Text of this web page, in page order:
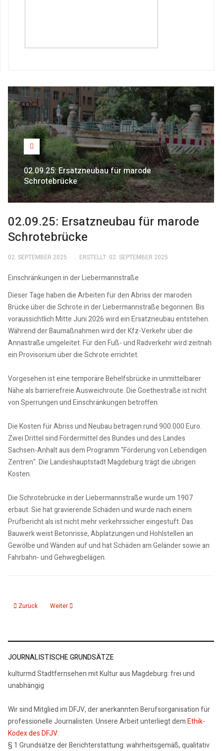
02.09.25: Ersatzneubau für marode
Schrotebrücke
02.09.25: Ersatzneubau für marode
Schrotebrücke
02. SEPTEMBER 2025 ERSTELLT: 02. SEPTEMBER 2025
Einschränkungen in der Liebermannstraße
Dieser Tage haben die Arbeiten für den Abriss der maroden
Brücke über die Schrote in der Liebermannstraße begonnen. Bis
voraussichtlich Mitte Juni 2026 wird ein Ersatzneubau entstehen.
Während der Baumaßnahmen wird der Kfz-Verkehr über die
Annastraße umgeleitet. Für den Fuß- und Radverkehr wird zeitnah
ein Provisorium über die Schrote errichtet.
Vorgesehen ist eine temporäre Behelfsbrücke in unmittelbarer
Nähe als barrierefreie Ausweichroute. Die Goethestraße ist nicht
von Sperrungen und Einschränkungen betroffen.
Die Kosten für Abriss und Neubau betragen rund 900.000 Euro.
Zwei Drittel sind Fördermittel des Bundes und des Landes
Sachsen-Anhalt aus dem Programm "Förderung von Lebendigen
Zentren". Die Landeshauptstadt Magdeburg trägt die übrigen
Kosten.
Die Schrotebrücke in der Liebermannstraße wurde um 1907
erbaut. Sie hat gravierende Schäden und wurde nach einem
Prüfbericht als ist nicht mehr verkehrssicher eingestuft. Das
Bauwerk weist Betonrisse, Abplatzungen und Hohlstellen an
Gewölbe und Wänden auf und hat Schäden am Geländer sowie an
Fahrbahn- und Gehwegbelägen.
Vorheriger Beitrag: 020925 kmd Polizeiticker 1- Falsche Polizisten
Zurück Nächster Beitrag: 02.09.25: Stadtrat beschließt Abriss der
Weiter
JOURNALISTISCHE GRUNDSÄTZE
kulturmd Stadtfernsehen mit Kultur aus Magdeburg: frei und
unabhängig
Wir sind Mitglied im DFJV, der anerkannten Berufsorganisation für
professionelle Journalisten. Unsere Arbeit unterliegt demEthik-
Kodex des DFJV:
§ 1 Grundsätze der Berichterstattung: wahrheitsgemäß, qualitativ